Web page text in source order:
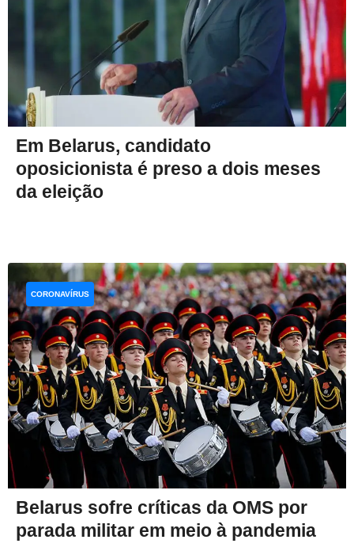
Em Belarus, candidato
oposicionista é preso a dois meses
da eleição
Belarus sofre críticas da OMS por
parada militar em meio à pandemia
CORONAVÍRUS